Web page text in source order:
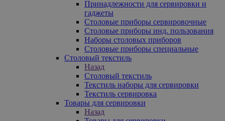
Принадлежности для сервировки и
гаджеты
Столовые приборы сервировочные
Столовые приборы инд. пользования
Наборы столовых приборов
Столовые приборы специальные
Столовый текстиль
Назад
Столовый текстиль
Текстиль наборы для сервировки
Текстиль сервировка
Товары для сервировки
Назад